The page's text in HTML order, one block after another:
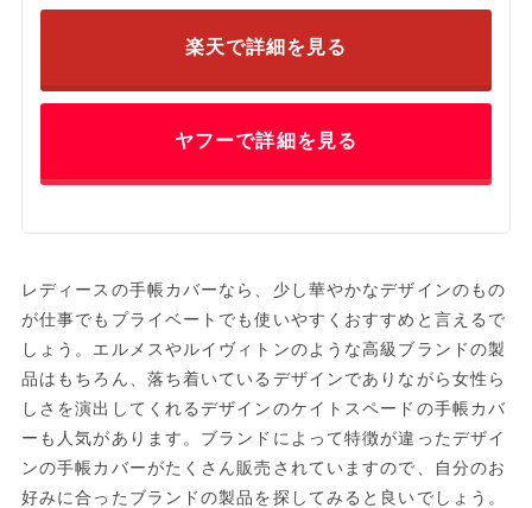
楽天で詳細を見る
ヤフーで詳細を見る
レディースの手帳カバーなら、少し華やかなデザインのもの
が仕事でもプライベートでも使いやすくおすすめと言えるで
しょう。エルメスやルイヴィトンのような高級ブランドの製
品はもちろん、落ち着いているデザインでありながら女性ら
しさを演出してくれるデザインのケイトスペードの手帳カバ
ーも人気があります。ブランドによって特徴が違ったデザイ
ンの手帳カバーがたくさん販売されていますので、自分のお
好みに合ったブランドの製品を探してみると良いでしょう。